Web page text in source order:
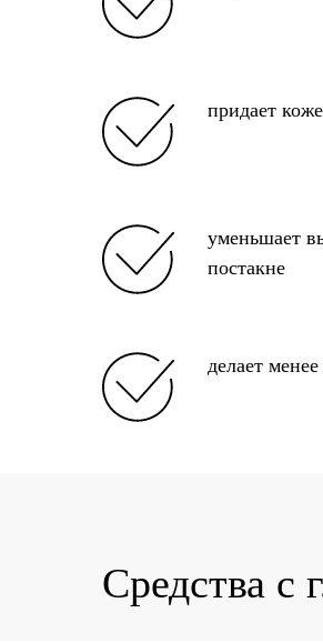
придает
уменьшает
постакне
делает
Средства с